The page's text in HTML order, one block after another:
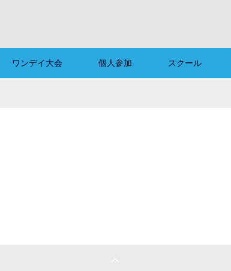
ワンデイ大会 個人参加 スクール